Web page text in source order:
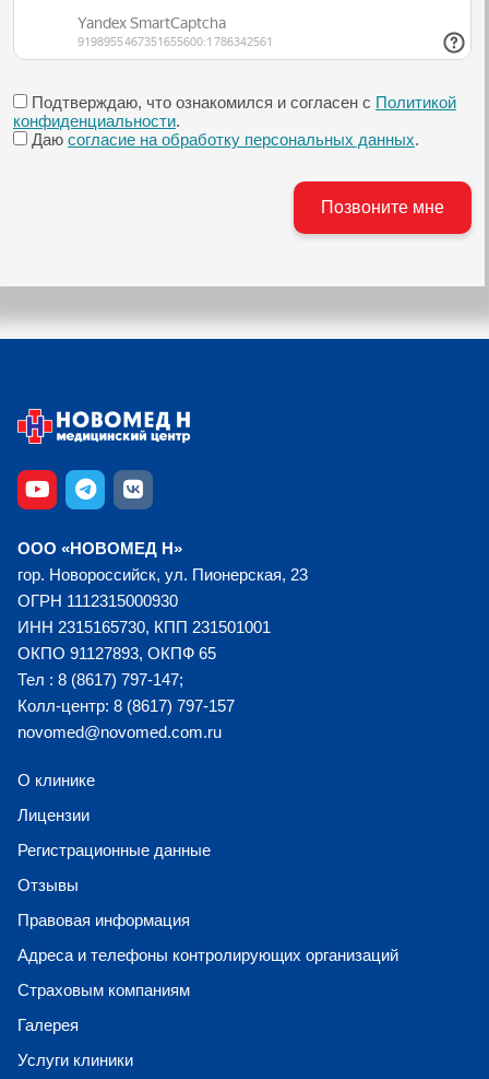
Подтверждаю, что ознакомился и согласен с Политикой
конфиденциальности.
Даю согласие на обработку персональных данных.
ООО «НОВОМЕД Н»
гор. Новороссийск, ул. Пионерская, 23
ОГРН 1112315000930
ИНН 2315165730, КПП 231501001
ОКПО 91127893, ОКПФ 65
Тел : 8 (8617) 797-147;
Колл-центр: 8 (8617) 797-157
novomed@novomed.com.ru
О клинике
Лицензии
Регистрационные данные
Отзывы
Правовая информация
Адреса и телефоны контролирующих организаций
Страховым компаниям
Галерея
Услуги клиники